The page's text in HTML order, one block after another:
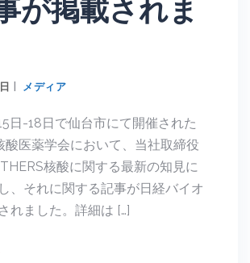
が掲載されま
メディア
日-18日で仙台市にて開催された
酸医薬学会において、当社取締役
核酸に関する最新の知見に
、それに関する記事が日経バイオ
れました。詳細は […]